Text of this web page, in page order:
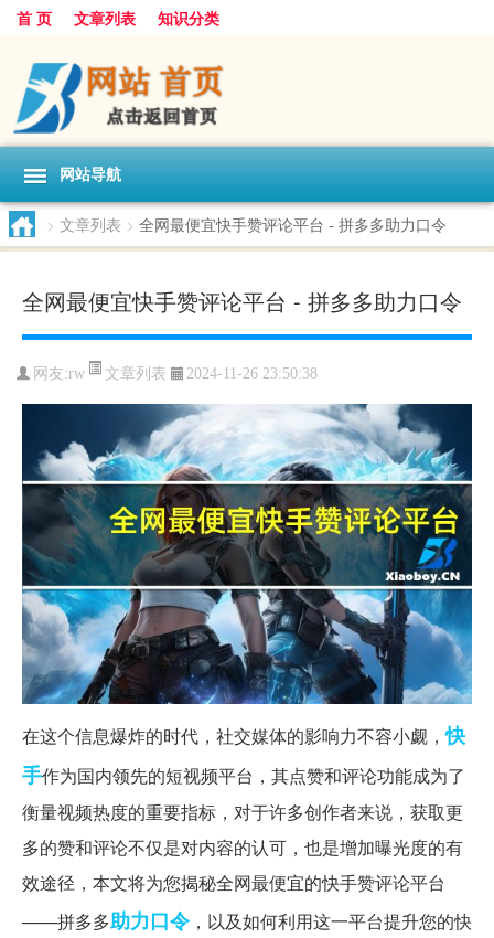
首 页 文章列表 知识分类
网站导航
> 文章列表 > 全网最便宜快手赞评论平台 - 拼多多助力口令
全网最便宜快手赞评论平台 - 拼多多助力口令
网友:rw 文章列表 2024-11-26 23:50:38
在这个信息爆炸的时代，社交媒体的影响力不容小觑，快
手作为国内领先的短视频平台，其点赞和评论功能成为了
衡量视频热度的重要指标，对于许多创作者来说，获取更
多的赞和评论不仅是对内容的认可，也是增加曝光度的有
效途径，本文将为您揭秘全网最便宜的快手赞评论平台
——拼多多助力口令，以及如何利用这一平台提升您的快